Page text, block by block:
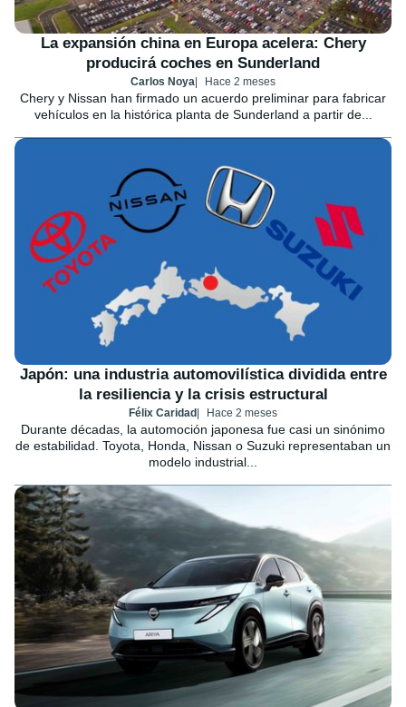
La expansión china en Europa acelera: Chery
producirá coches en Sunderland
Carlos Noya Hace 2 meses
Chery y Nissan han firmado un acuerdo preliminar para fabricar
vehículos en la histórica planta de Sunderland a partir de...
Japón: una industria automovilística dividida entre
la resiliencia y la crisis estructural
Félix Caridad Hace 2 meses
Durante décadas, la automoción japonesa fue casi un sinónimo
de estabilidad. Toyota, Honda, Nissan o Suzuki representaban un
modelo industrial...